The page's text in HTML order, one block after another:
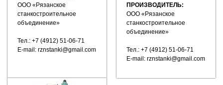
ООО «Рязанское
станкостроительное
объединение»
Тел.: +7 (4912) 51-06-71
E-mail: rznstanki@gmail.com
ПРОИЗВОДИТЕЛЬ:
ООО «Рязанское
станкостроительное
объединение»
Тел.: +7 (4912) 51-06-71
E-mail: rznstanki@gmail.com